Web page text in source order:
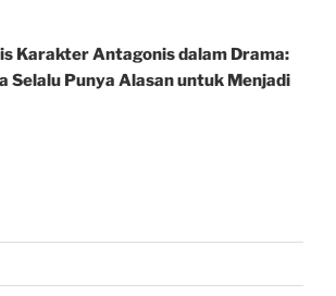
Karakter Antagonis dalam Drama:
Selalu Punya Alasan untuk Menjadi